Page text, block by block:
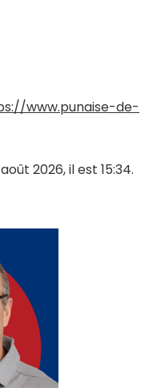
www.punaise-de-
2026, il est 15:34.